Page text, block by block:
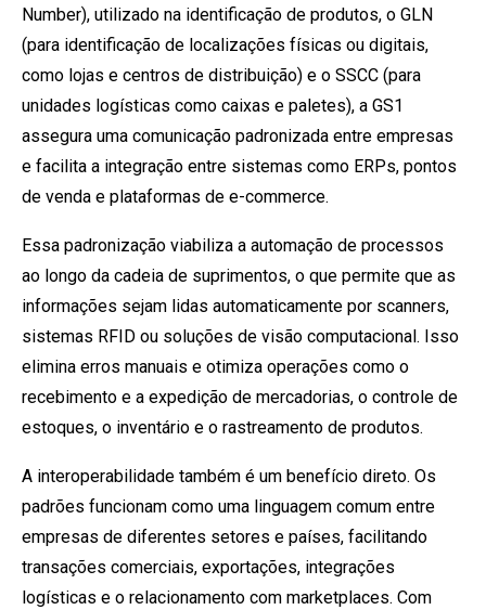
Number), utilizado na identificação de produtos, o GLN
(para identificação de localizações físicas ou digitais,
como lojas e centros de distribuição) e o SSCC (para
unidades logísticas como caixas e paletes), a GS1
assegura uma comunicação padronizada entre empresas
e facilita a integração entre sistemas como ERPs, pontos
de venda e plataformas de e-commerce.
Essa padronização viabiliza a automação de processos
ao longo da cadeia de suprimentos, o que permite que as
informações sejam lidas automaticamente por scanners,
sistemas RFID ou soluções de visão computacional. Isso
elimina erros manuais e otimiza operações como o
recebimento e a expedição de mercadorias, o controle de
estoques, o inventário e o rastreamento de produtos.
A interoperabilidade também é um benefício direto. Os
padrões funcionam como uma linguagem comum entre
empresas de diferentes setores e países, facilitando
transações comerciais, exportações, integrações
logísticas e o relacionamento com marketplaces. Com